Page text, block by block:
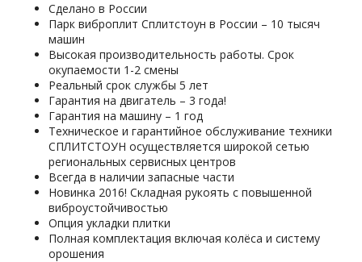
Сделано в России
Парк виброплит Сплитстоун в России – 10 тысяч
машин
Высокая производительность работы. Срок
окупаемости 1-2 смены
Реальный срок службы 5 лет
Гарантия на двигатель – 3 года!
Гарантия на машину – 1 год
Техническое и гарантийное обслуживание техники
СПЛИТСТОУН осуществляется широкой сетью
региональных сервисных центров
Всегда в наличии запасные части
Новинка 2016! Складная рукоять с повышенной
виброустойчивостью
Опция укладки плитки
Полная комплектация включая колёса и систему
орошения